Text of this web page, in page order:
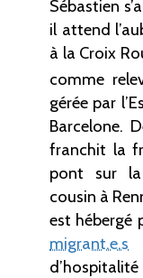
Sébastien
il attend
à la Croix
comme
gérée par
Barcelone.
franchit la
pont sur la
cousin à
est hébergé
migrant.e.s